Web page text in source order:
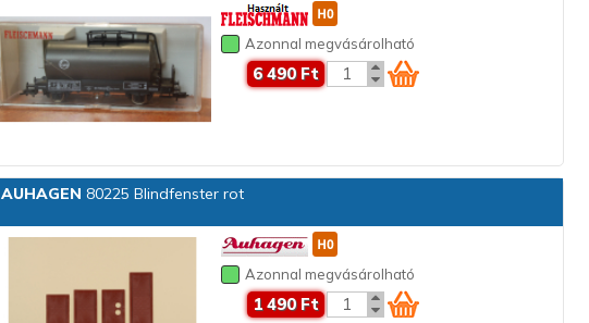
Azonnal megvásárolható
6 490 Ft
AUHAGEN 80225 Blindfenster rot
Azonnal megvásárolható
1 490 Ft